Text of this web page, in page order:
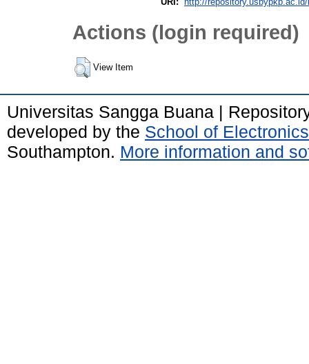
Actions (login required)
View Item
Universitas Sangga Buana |
developed by the School of
Southampton. More information and